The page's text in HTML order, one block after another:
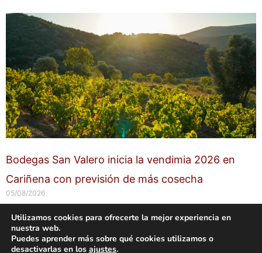
Bodegas San Valero inicia la vendimia 2026 en
Cariñena con previsión de más cosecha
05/08/2026
Copyright © 2026 labuenavidaenzaragoza.com
Sitio web protegido porMantenimiento web Zaragoza
Utilizamos cookies para ofrecerte la mejor experiencia en
nuestra web.
Puedes aprender más sobre qué cookies utilizamos o
desactivarlas en los ajustes.